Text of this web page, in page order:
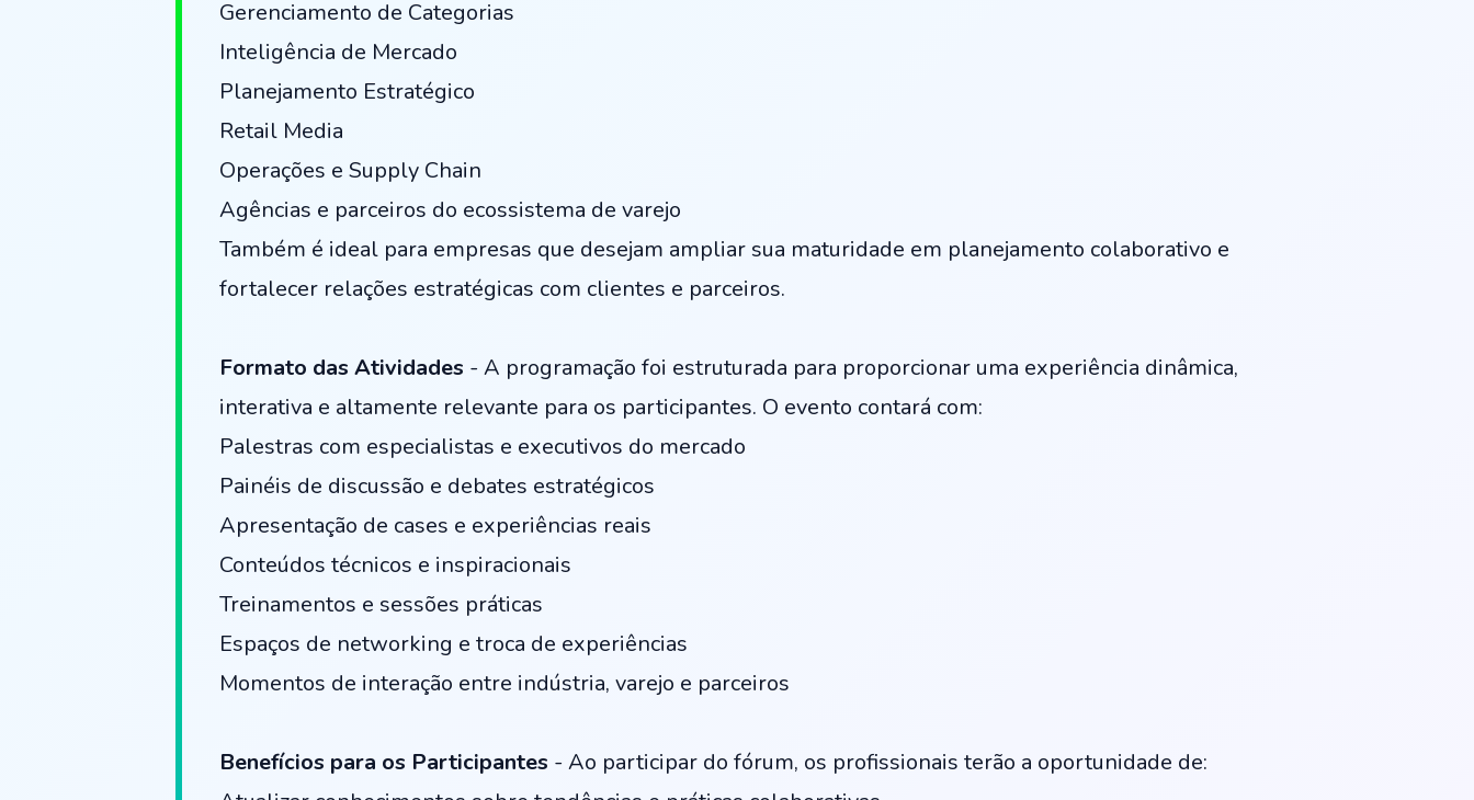
Gerenciamento de Categorias
Inteligência de Mercado
Planejamento Estratégico
Retail Media
Operações e Supply Chain
Agências e parceiros do ecossistema de varejo
Também é ideal para empresas que desejam ampliar sua maturidade em planejamento colaborativo e
fortalecer relações estratégicas com clientes e parceiros.
Formato das Atividades - A programação foi estruturada para proporcionar uma experiência dinâmica,
interativa e altamente relevante para os participantes. O evento contará com:
Palestras com especialistas e executivos do mercado
Painéis de discussão e debates estratégicos
Apresentação de cases e experiências reais
Conteúdos técnicos e inspiracionais
Treinamentos e sessões práticas
Espaços de networking e troca de experiências
Momentos de interação entre indústria, varejo e parceiros
Benefícios para os Participantes - Ao participar do fórum, os profissionais terão a oportunidade de: